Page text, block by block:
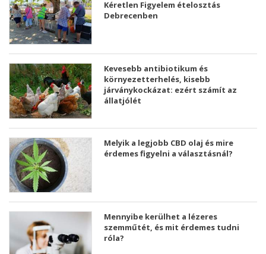
Kéretlen Figyelem ételosztás
Debrecenben
Kevesebb antibiotikum és
környezetterhelés, kisebb
járványkockázat: ezért számít az
állatjólét
Melyik a legjobb CBD olaj és mire
érdemes figyelni a választásnál?
Mennyibe kerülhet a lézeres
szemműtét, és mit érdemes tudni
róla?